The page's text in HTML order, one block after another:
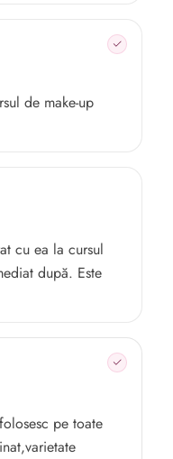
de make-up
cu ea la cursul
după. Este
pe toate